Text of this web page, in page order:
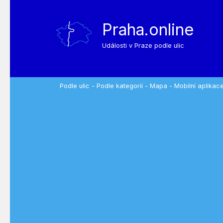
Praha.online
Události v Praze podle ulic
Podle ulic - Podle kategorií - Mapa - Mobilní